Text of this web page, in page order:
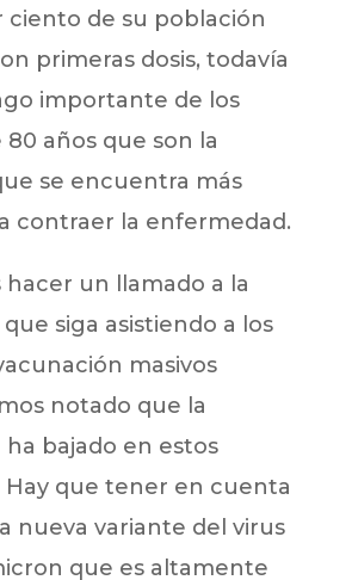
ciento de su población
primeras dosis, todavía
importante de los
80 años que son la
se encuentra más
contraer la enfermedad.
hacer un llamado a la
siga asistiendo a los
masivos
notado que la
bajado en estos
Hay que tener en cuenta
nueva variante del virus
que es altamente